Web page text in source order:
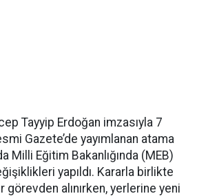
Tayyip Erdoğan imzasıyla 7
Gazete’de yayımlanan atama
Milli Eğitim Bakanlığında (MEB)
yapıldı. Kararla birlikte
görevden alınırken, yerlerine yeni